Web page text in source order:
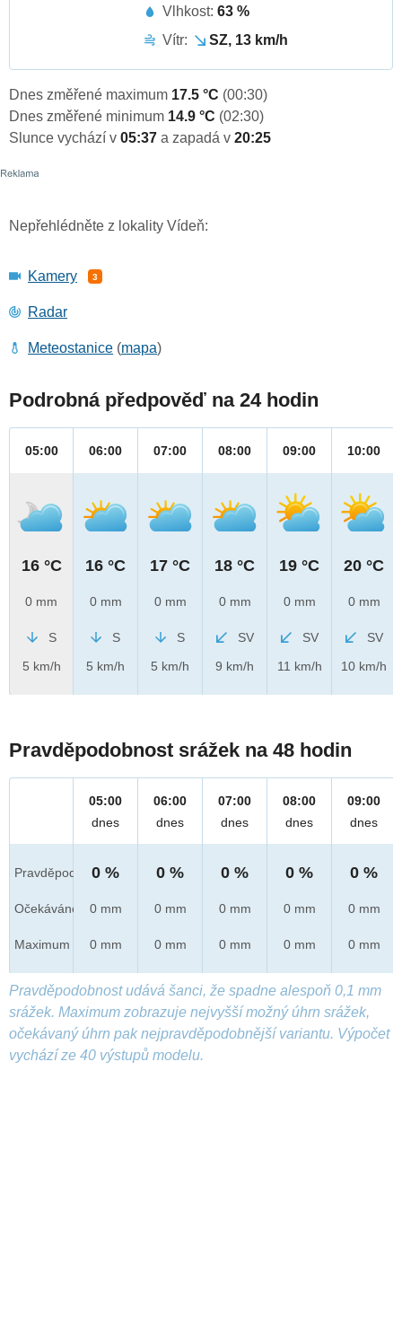
Vlhkost: 63 %
Vítr:
SZ, 13 km/h
Dnes změřené maximum 17.5 °C (00:30)
Dnes změřené minimum 14.9 °C (02:30)
Slunce vychází v 05:37 a zapadá v 20:25
Nepřehlédněte z lokality Vídeň:
Kamery 3
Radar
Meteostanice (mapa)
Podrobná předpověď na 24 hodin
05:00
16 °C
0 mm
S
5 km/h
06:00
16 °C
0 mm
S
5 km/h
07:00
17 °C
0 mm
S
5 km/h
08:00
18 °C
0 mm
SV
9 km/h
09:00
19 °C
0 mm
SV
11 km/h
10:00
20 °C
0 mm
SV
10 km/h
Pravděpodobnost srážek na 48 hodin
Pravděpod.
Očekáváno
Maximum
05:00
dnes
0 %
0 mm
0 mm
06:00
dnes
0 %
0 mm
0 mm
07:00
dnes
0 %
0 mm
0 mm
08:00
dnes
0 %
0 mm
0 mm
09:00
dnes
0 %
0 mm
0 mm
Pravděpodobnost udává šanci, že spadne alespoň 0,1 mm
srážek. Maximum zobrazuje nejvyšší možný úhrn srážek,
očekávaný úhrn pak nejpravděpodobnější variantu. Výpočet
vychází ze 40 výstupů modelu.